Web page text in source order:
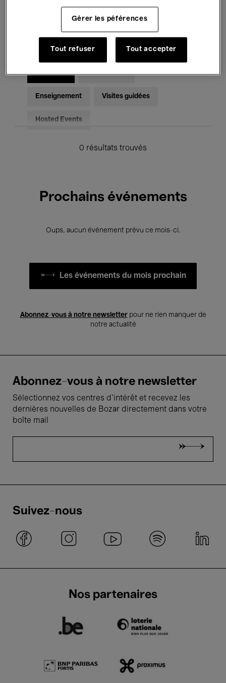
Musique classique Global Music
Musique électronique
Pour tous Kids’ Palace
Enseignement Visites guidées
Hosted Events
0 résultats trouvés
Prochains événements
Oups, aucun événement prévu ce mois-ci.
Les événements du mois prochain
Abonnez-vous à notre newsletterpour ne rien manquer de
notre actualité
Abonnez-vous à notre newsletter
Sélectionnez vos centres d'intérêt et recevez les
dernières nouvelles de Bozar directement dans votre
boîte mail
Suivez-nous
Nos partenaires
Gérer les péférences
Tout refuser Tout accepter